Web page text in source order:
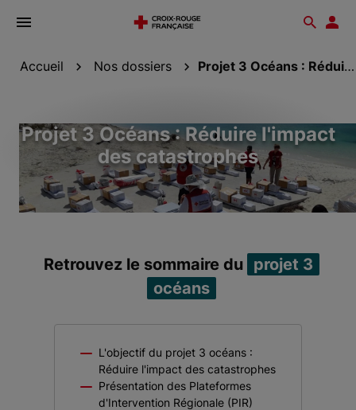
Ouvrir
Accueil Nos dossiers Projet 3 Océans : Réduire l'impact des...
Projet 3 Océans : Réduire l'impact
des catastrophes
Retrouvez le sommaire du projet 3
océans
L'objectif du projet 3 océans :
Réduire l'impact des catastrophes
Présentation des Plateformes
d'Intervention Régionale (PIR)